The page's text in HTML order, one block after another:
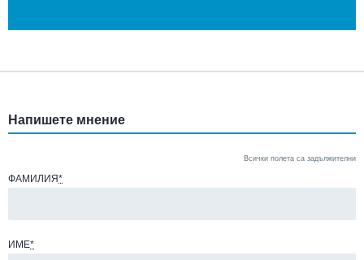
Напишете мнение
Всички полета са задължителни
ФАМИЛИЯ*
ИМЕ*